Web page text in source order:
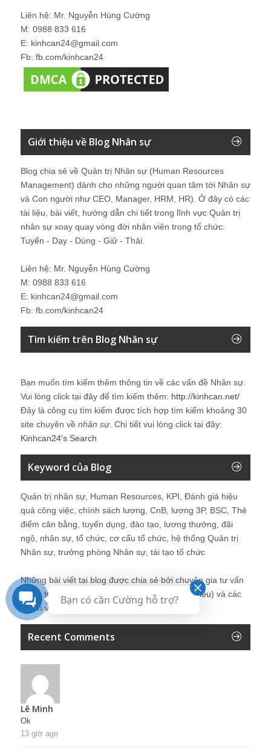
Liên hệ: Mr. Nguyễn Hùng Cường
M: 0988 833 616
E: kinhcan24@gmail.com
Fb: fb.com/kinhcan24
Giới thiệu về Blog Nhân sự
Blog chia sẻ về Quản trị Nhân sự (Human Resources
Management) dành cho những người quan tâm tới Nhân sự
và Con người như CEO, Manager, HRM, HR). Ở đây có các
tài liệu, bài viết, hướng dẫn chi tiết trong lĩnh vực Quản trị
nhân sự xoay quay vòng đời nhân viên trong tổ chức:
Tuyển - Dạy - Dùng - Giữ - Thải.
Liên hệ: Mr. Nguyễn Hùng Cường
M: 0988 833 616
E: kinhcan24@gmail.com
Fb: fb.com/kinhcan24
Tìm kiếm trên Blog Nhân sự
Bạn muốn tìm kiếm thêm thông tin về các vấn đề Nhân sự.
Vui lòng click tại đây để tìm kiếm thêm: http://kinhcan.net/
Đây là công cụ tìm kiếm được tích hợp tìm kiếm khoảng 30
site chuyên về nhân sự. Chi tiết vui lòng click tại đây:
Kinhcan24′s Search
Keyword của Blog
Quản trị nhân sự, Human Resources, KPI, Đánh giá hiệu
quả công việc, chính sách lương, CnB, lương 3P, BSC, Thẻ
điểm cân bằng, tuyển dụng, đào tạo, lương thưởng, đãi
ngộ, nhân sự, tổ chức, cơ cấu tổ chức, hệ thống Quản trị
Nhân sự, trưởng phòng Nhân sự, tái tạo tổ chức
Những bài viết tại blog được chia sẻ bởi chuyên gia tư vấn
Quản trị Nhân sự Nguyễn Hùng Cường (giới thiệu) và các
thành viên khác trong cộng đồng Nhân sự.
Recent Comments
Lê Minh
Ok
13 giờ ago
Bạn có cần Cường hỗ trợ?